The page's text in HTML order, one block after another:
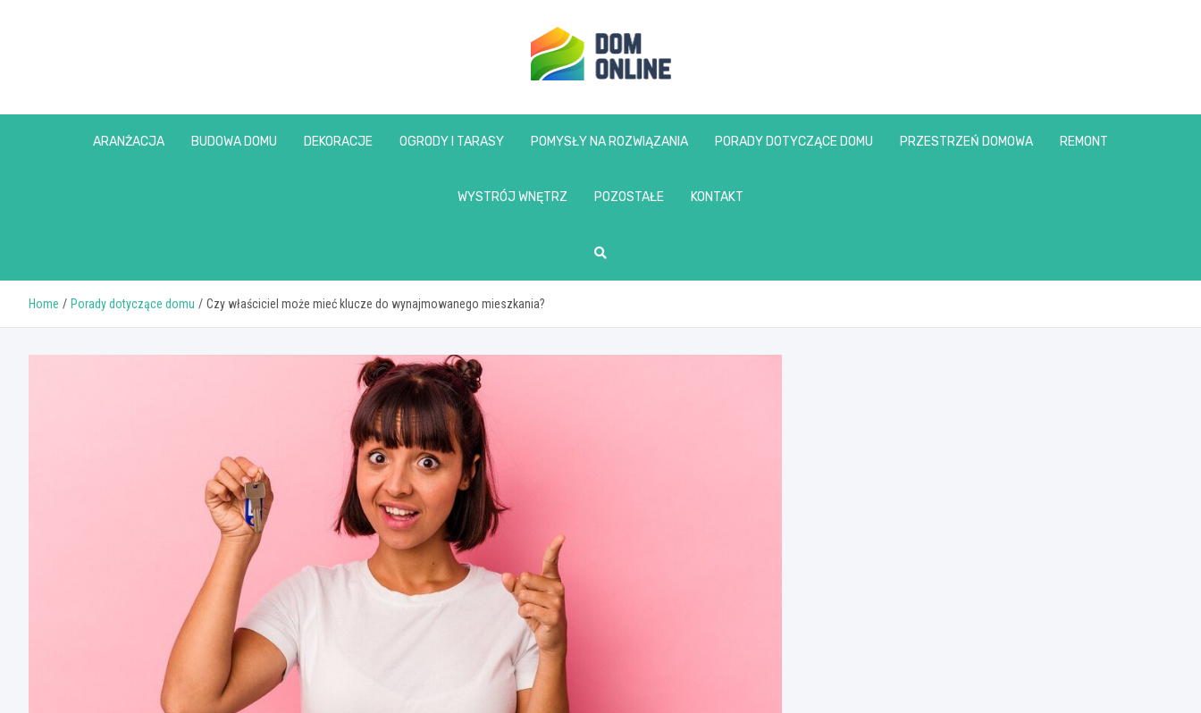
www.domonline.pl
ARANŻACJA BUDOWA DOMU DEKORACJE OGRODY I TARASY POMYSŁY NA ROZWIĄZANIA PORADY DOTYCZĄCE DOMU PRZESTRZEŃ DOMOWA REMONT
WYSTRÓJ WNĘTRZ POZOSTAŁE KONTAKT
Home Porady dotyczące domu Czy właściciel może mieć klucze do wynajmowanego mieszkania?